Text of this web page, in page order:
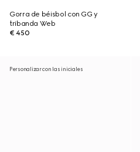
Gorra de béisbol con GG y
tribanda Web
€ 450
Personalizar con las iniciales